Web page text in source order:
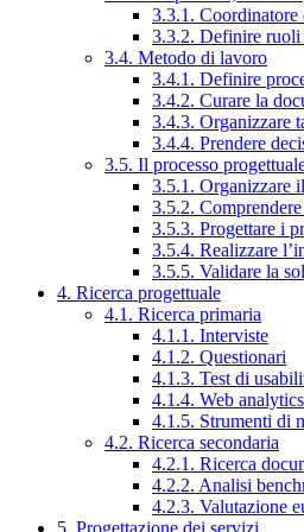
3.3.1. Coordinatore
3.3.2. Definire ruoli
3.4. Metodo di lavoro
3.4.1. Definire
3.4.2. Curare la
3.4.3. Organizzare
3.4.4. Prendere
3.5. Il processo
3.5.1. Organizzare
3.5.2.
3.5.3. Progettare i
3.5.4. Realizzare
3.5.5. Validare la
4. Ricerca progettuale
4.1. Ricerca primaria
4.1.1. Interviste
4.1.2. Questionari
4.1.3. Test di
4.1.4. Web analytics
4.1.5. Strumenti di
4.2. Ricerca secondaria
4.2.1. Ricerca
4.2.2. Analisi
4.2.3. Valutazione
5. Progettazione dei servizi